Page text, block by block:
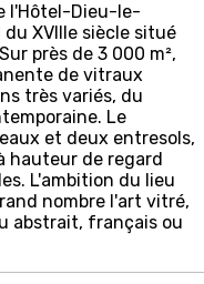
l'Hôtel-Dieu-le-
XVIIIe siècle situé
près de 3 000 m²,
de vitraux
très variés, du
Le
et deux entresols,
hauteur de regard
L'ambition du lieu
nombre l'art vitré,
abstrait, français ou